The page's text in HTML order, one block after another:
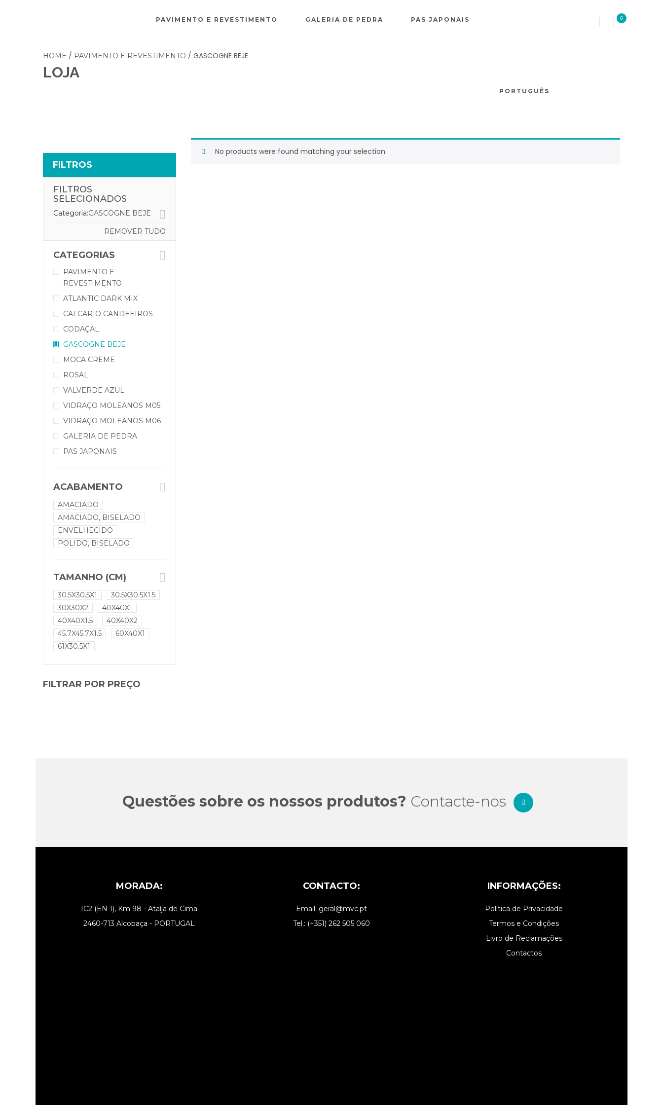
0
PAVIMENTO E REVESTIMENTO GALERIA DE PEDRA PAS JAPONAIS
PORTUGUÊS
HOME / PAVIMENTO E REVESTIMENTO / GASCOGNE BEJE
LOJA
FILTROS
FILTROS
SELECIONADOS
Categoria:GASCOGNE BEJE
REMOVER TUDO
CATEGORIAS
PAVIMENTO E
REVESTIMENTO
ATLANTIC DARK MIX
CALCARIO CANDEEIROS
CODAÇAL
GASCOGNE BEJE
MOCA CREME
ROSAL
VALVERDE AZUL
VIDRAÇO MOLEANOS M05
VIDRAÇO MOLEANOS M06
GALERIA DE PEDRA
PAS JAPONAIS
ACABAMENTO
AMACIADO
AMACIADO, BISELADO
ENVELHECIDO
POLIDO, BISELADO
TAMANHO (CM)
30.5X30.5X1
30.5X30.5X1.5
30X30X2
40X40X1
40X40X1.5
40X40X2
45.7X45.7X1.5
60X40X1
61X30.5X1
FILTRAR POR PREÇO
No products were found matching your selection.
Questões sobre os nossos produtos? Contacte-nos
MORADA:
IC2 (EN 1), Km 98 - Ataíja de Cima
2460-713 Alcobaça - PORTUGAL
CONTACTO:
Email: geral@mvc.pt
Tel.: (+351) 262 505 060
INFORMAÇÕES:
Política de Privacidade
Termos e Condições
Livro de Reclamações
Contactos